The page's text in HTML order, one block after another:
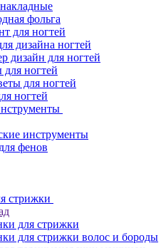
фольга
для ногтей
дизайна ногтей
дизайн для ногтей
для ногтей
для ногтей
ногтей
инструменты
фенов
стрижки
для стрижки
для стрижки волос и бороды